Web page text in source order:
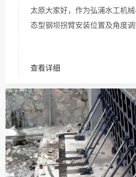
太原大家好，作为弘浦水工机
态型钢坝拐臂安装位置及角度调
查看详细